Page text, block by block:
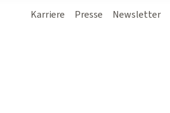
Karriere Presse Newsletter